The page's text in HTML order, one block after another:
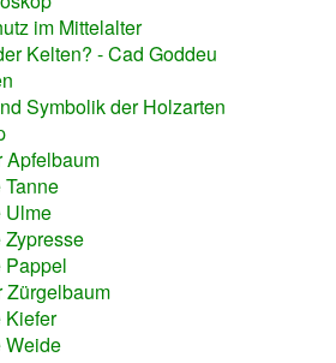
im Mittelalter
Kelten? - Cad Goddeu
Symbolik der Holzarten
Apfelbaum
Tanne
Ulme
Zypresse
Pappel
Zürgelbaum
Kiefer
Weide